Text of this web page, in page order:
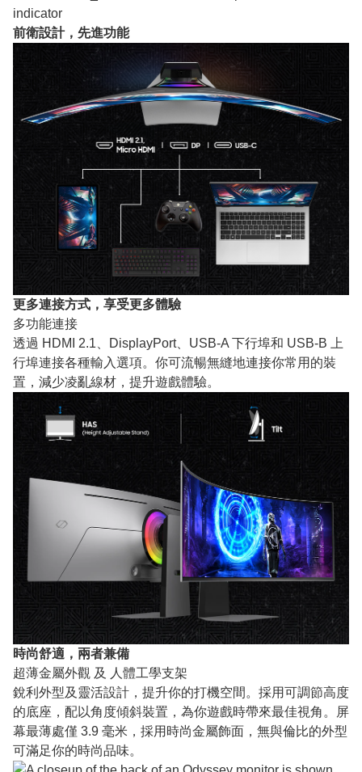
indicator
前衛設計，先進功能
更多連接方式，享受更多體驗
多功能連接
透過 HDMI 2.1、DisplayPort、USB-A 下行埠和 USB-B 上
行埠連接各種輸入選項。你可流暢無縫地連接你常用的裝
置，減少凌亂線材，提升遊戲體驗。
時尚舒適，兩者兼備
超薄金屬外觀 及 人體工學支架
銳利外型及靈活設計，提升你的打機空間。採用可調節高度
的底座，配以角度傾斜裝置，為你遊戲時帶來最佳視角。屏
幕最薄處僅 3.9 毫米，採用時尚金屬飾面，無與倫比的外型
可滿足你的時尚品味。